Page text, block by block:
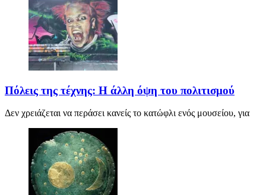
Πόλεις της τέχνης: Η άλλη όψη του πολιτισμού
Δεν χρειάζεται να περάσει κανείς το κατώφλι ενός μουσείου, για